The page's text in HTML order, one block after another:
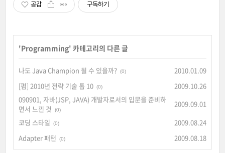
공감 구독하기
'Programming' 카테고리의 다른 글
나도 Java Champion 될 수 있을까? (0)
2010.01.09
[펌] 2010년 전략 기술 톱 10 (0)
2009.10.26
090901, 자바(JSP, JAVA) 개발자로서의 입문을 준비하
면서 느낀 것
(0)
2009.09.01
코딩 스타일
(0)
2009.08.24
Adapter 패턴
(0) 2009.08.18